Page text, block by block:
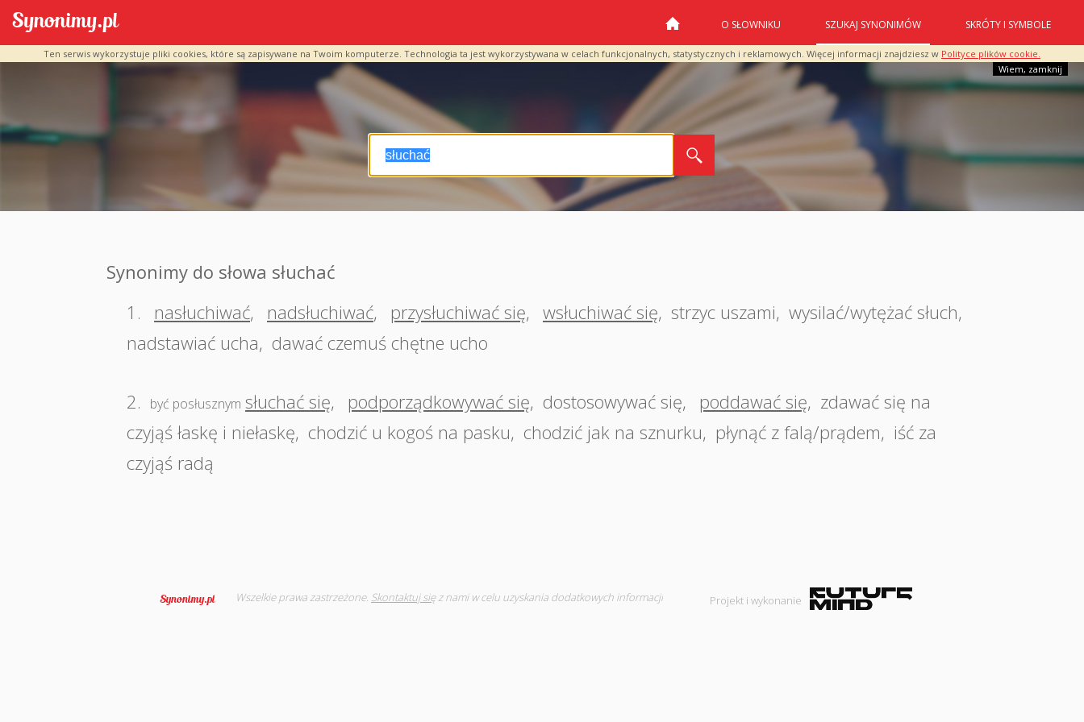
Ten serwis wykorzystuje pliki cookies, które są zapisywane na Twoim komputerze. Technologia ta jest wykorzystywana w celach funkcjonalnych, statystycznych i reklamowych. Więcej informacji znajdziesz w Polityce plików cookie.
Wiem, zamknij
O SŁOWNIKU SZUKAJ SYNONIMÓW SKRÓTY I SYMBOLE
Synonimy do słowa słuchać
1.
nasłuchiwać, nadsłuchiwać, przysłuchiwać się, wsłuchiwać się, strzyc uszami, wysilać/wytężać słuch,
nadstawiać ucha, dawać czemuś chętne ucho
2. być posłusznym słuchać się, podporządkowywać się, dostosowywać się, poddawać się, zdawać się na
czyjąś łaskę i niełaskę, chodzić u kogoś na pasku, chodzić jak na sznurku, płynąć z falą/prądem, iść za
czyjąś radą
Wszelkie prawa zastrzeżone. Skontaktuj sięz nami w celu uzyskania dodatkowych informacji Projekt i wykonanie